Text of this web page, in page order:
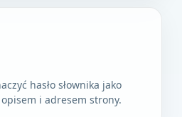
hasło słownika jako
i adresem strony.